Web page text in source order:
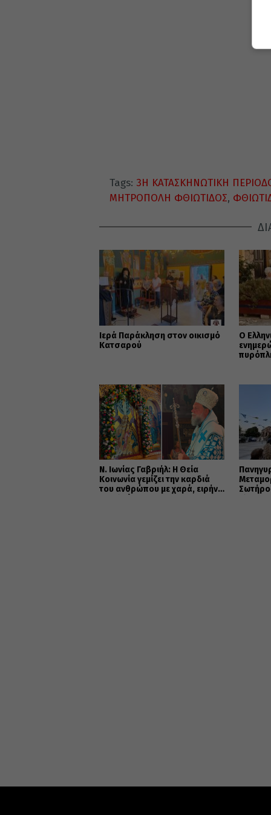
Tags: 3Η ΚΑΤΑΣΚΗΝΩΤΙΚΗ
ΜΗΤΡΟΠΟΛΗ ΦΘΙΩΤΙΔΟΣ,
Ιερά Παράκληση στον οικισμό
Κατσαρού
Ο
Ν. Ιωνίας Γαβριήλ: Η Θεία
Κοινωνία γεμίζει την καρδιά
του ανθρώπου με χαρά, ειρήνη